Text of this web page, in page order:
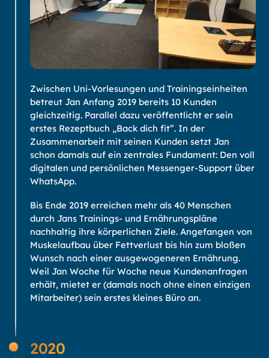
Bis Ende 2019 erreichen mehr als 40 Menschen
durch Jans Trainings- und Ernährungspläne
nachhaltig ihre körperlichen Ziele. Angefangen von
Muskelaufbau über Fettverlust bis hin zum bloßen
Wunsch nach einer ausgewogeneren Ernährung.
Weil Jan Woche für Woche neue Kundenanfragen
erhält, mietet er (damals noch ohne einen einzigen
Mitarbeiter) sein erstes kleines Büro an.
Zwischen Uni-Vorlesungen und Trainingseinheiten
betreut Jan Anfang 2019 bereits 10 Kunden
gleichzeitig. Parallel dazu veröffentlicht er sein
erstes Rezeptbuch „Back dich fit”. In der
Zusammenarbeit mit seinen Kunden setzt Jan
schon damals auf ein zentrales Fundament: Den voll
digitalen und persönlichen Messenger-Support über
WhatsApp.
2020